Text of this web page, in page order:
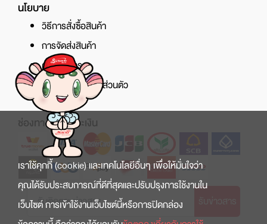
นโยบาย
วิธีการสั่งซื้อสินค้า
การจัดส่งสินค้า
ศูนย์บริการ
นโยบายความเป็นส่วนตัว
ช่องทางการชำระเงิน
เราใช้คุกกี้ (cookie) และเทคโนโลยีอื่นๆ เพื่อให้มั่นใจว่า
คุณได้รับประสบการณ์ที่ดีที่สุดและปรับปรุงการใช้งานใน
เว็บไซต์ การเข้าใช้งานเว็บไซต์นี้หรือการปิดกล่อง